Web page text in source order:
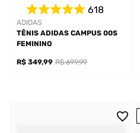
ADIDAS
618
TÊNIS ADIDAS CAMPUS 00S
FEMININO
R$ 349,99 R$ 699,99